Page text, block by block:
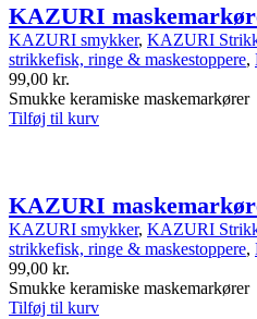
KAZURI
KAZURI smykker, KAZURI
strikkefisk, ringe & maskestoppere,
99,00 kr.
Smukke keramiske maskemarkører
Tilføj til kurv
KAZURI
KAZURI smykker, KAZURI
strikkefisk, ringe & maskestoppere,
99,00 kr.
Smukke keramiske maskemarkører
Tilføj til kurv